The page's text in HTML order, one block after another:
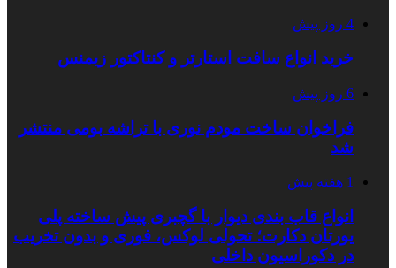
4 روز پیش
خرید انواع سافت استارتر و کنتاکتور زیمنس
6 روز پیش
فراخوان ساخت مودم نوری با تراشه بومی منتشر
شد
1 هفته پیش
انواع قاب بندی دیوار با گچبری پیش ساخته پلی
یورتان دکارت؛ تحولی لوکس، فوری و بدون تخریب
در دکوراسیون داخلی